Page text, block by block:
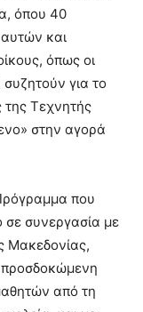
όπου 40
αυτών και
όπως οι
για το
της Τεχνητής
στην αγορά
που
σε συνεργασία με
Μακεδονίας,
προσδοκώμενη
από τη